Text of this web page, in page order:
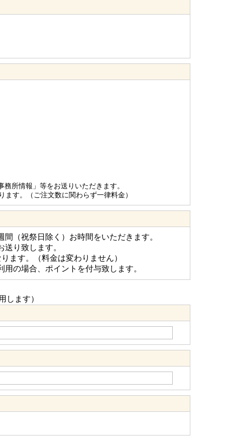
所情報」等をお送りいただきます。
す。（ご注文数に関わらず一律料金）
（祝祭日除く）お時間をいただきます。
送り致します。
ます。（料金は変わりません）
の場合、ポイントを付与致します。
します）